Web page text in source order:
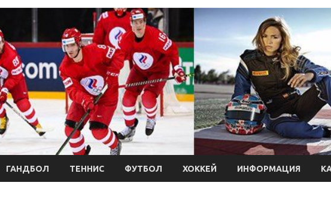
ГАНДБОЛ ТЕННИС ФУТБОЛ ХОККЕЙ ИНФОРМАЦИЯ